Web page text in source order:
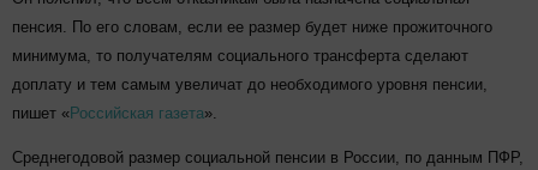
пенсия. По его словам, если ее размер будет ниже прожиточного
минимума, то получателям социального трансферта сделают
доплату и тем самым увеличат до необходимого уровня пенсии,
пишет «Российская газета».
Среднегодовой размер социальной пенсии в России, по данным ПФР,